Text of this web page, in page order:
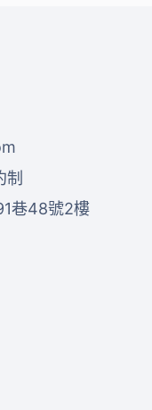
制
巷48號2樓